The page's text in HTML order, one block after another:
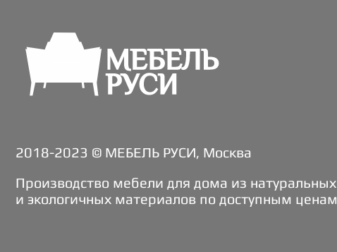
2018-2023 © МЕБЕЛЬ РУСИ, Москва
Производство мебели для дома из натуральных
и экологичных материалов по доступным ценам.